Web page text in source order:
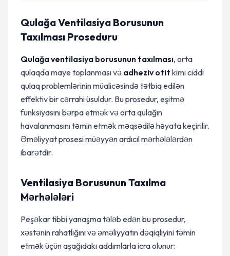
Qulağa Ventilasiya Borusunun
Taxılması Proseduru
Qulağa ventilasiya borusunun taxılması, orta
qulaqda maye toplanması və adheziv otit kimi ciddi
qulaq problemlərinin müalicəsində tətbiq edilən
effektiv bir cərrahi üsuldur. Bu prosedur, eşitmə
funksiyasını bərpa etmək və orta qulağın
havalanmasını təmin etmək məqsədilə həyata keçirilir.
Əməliyyat prosesi müəyyən ardıcıl mərhələlərdən
ibarətdir.
Ventilasiya Borusunun Taxılma
Mərhələləri
Peşəkar tibbi yanaşma tələb edən bu prosedur,
xəstənin rahatlığını və əməliyyatın dəqiqliyini təmin
etmək üçün aşağıdakı addımlarla icra olunur: